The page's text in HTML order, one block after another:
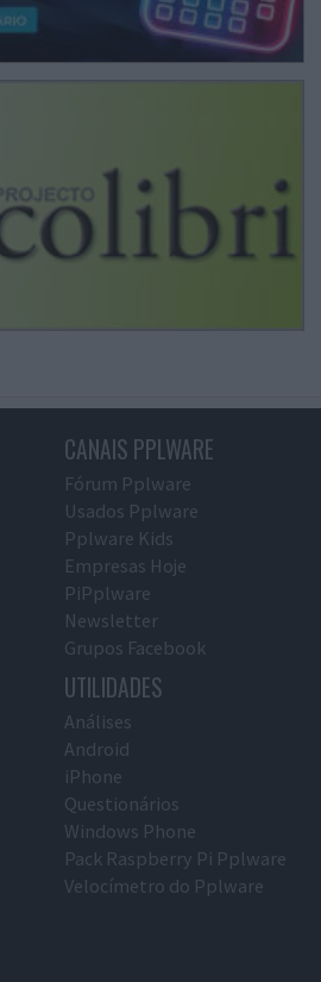
CANAIS PPLWARE
Fórum Pplware
Usados Pplware
Pplware Kids
Empresas Hoje
PiPplware
Newsletter
Grupos Facebook
UTILIDADES
Análises
Android
iPhone
Questionários
Windows Phone
Pack Raspberry Pi Pplware
Velocímetro do Pplware